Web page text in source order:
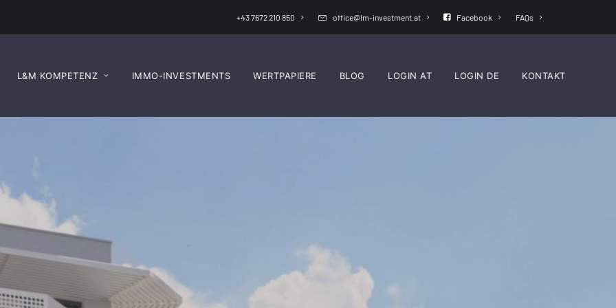
+43 7672 210 850 office@lm-investment.at Facebook FAQs
L&M KOMPETENZ IMMO-INVESTMENTS WERTPAPIERE BLOG LOGIN AT LOGIN DE KONTAKT